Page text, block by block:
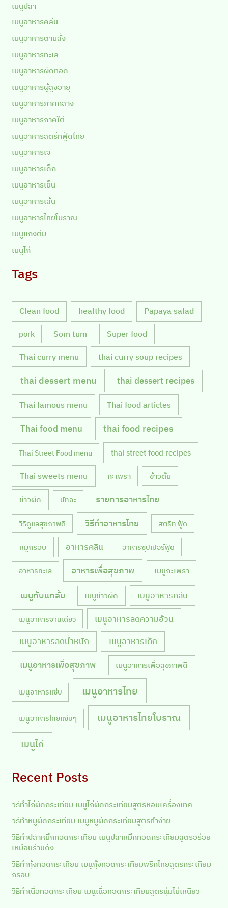
เมนูปลา
เมนูอาหารคลีน
เมนูอาหารตามสั่ง
เมนูอาหารทะเล
เมนูอาหารผัดทอด
เมนูอาหารผู้สูงอายุ
เมนูอาหารภาคกลาง
เมนูอาหารภาคใต้
เมนูอาหารสตรีทฟู้ดไทย
เมนูอาหารเจ
เมนูอาหารเด็ก
เมนูอาหารเย็น
เมนูอาหารเส้น
เมนูอาหารไทยโบราณ
เมนูแกงต้ม
เมนูไก่
Tags
Clean food healthy food Papaya salad
pork Som tum Super food
Thai curry menu thai curry soup recipes
thai dessert menu thai dessert recipes
Thai famous menu Thai food articles
Thai food menu thai food recipes
Thai Street Food menu thai street food recipes
Thai sweets menu กะเพรา ข้าวต้ม
ข้าวผัด มัทฉะ รายการอาหารไทย
วิธีดูแลสุขภาพดี วิธีทำอาหารไทย สตรีท ฟู้ด
หมูกรอบ อาหารคลีน อาหารซุปเปอร์ฟู้ด
อาหารทะเล อาหารเพื่อสุขภาพ เมนูกะเพรา
เมนูกับแกล้ม เมนูข้าวผัด เมนูอาหารคลีน
เมนูอาหารจานเดียว เมนูอาหารลดความอ้วน
เมนูอาหารลดน้ำหนัก เมนูอาหารเด็ก
เมนูอาหารเพื่อสุขภาพ เมนูอาหารเพื่อสุขภาพดี
เมนูอาหารแซ่บ เมนูอาหารไทย
เมนูอาหารไทยแซ่บๆ เมนูอาหารไทยโบราณ
เมนูไก่
Recent Posts
วิธีทำไก่ผัดกระเทียม เมนูไก่ผัดกระเทียมสูตรหอมเครื่องเทศ
วิธีทำหมูผัดกระเทียม เมนูหมูผัดกระเทียมสูตรทำง่าย
วิธีทำปลาหมึกทอดกระเทียม เมนูปลาหมึกทอดกระเทียมสูตรอร่อย
เหมือนร้านดัง
วิธีทำกุ้งทอดกระเทียม เมนูกุ้งทอดกระเทียมพริกไทยสูตรกระเทียม
กรอบ
วิธีทำเนื้อทอดกระเทียม เมนูเนื้อทอดกระเทียมสูตรนุ่มไม่เหนียว